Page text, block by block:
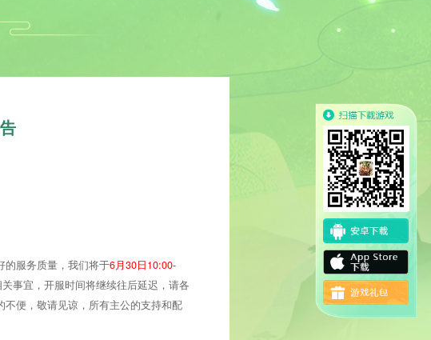
的服务质量，我们将于6月30日10:00-
事宜，开服时间将继续往后延迟，请各
便，敬请见谅，所有主公的支持和配